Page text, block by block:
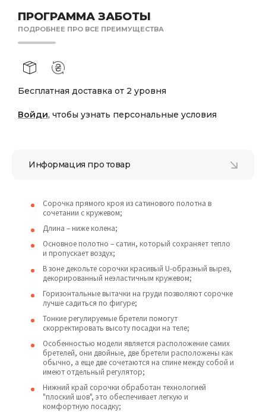
ПРОГРАММА ЗАБОТЫ
ПОДРОБНЕЕ ПРО ВСЕ ПРЕИМУЩЕСТВА
Бесплатная доставка от 2 уровня
Войди, чтобы узнать персональные условия
Информация про товар
Сорочка прямого кроя из сатинового полотна в
сочетании с кружевом;
Длина – ниже колена;
Основное полотно – сатин, который сохраняет тепло
и пропускает воздух;
В зоне декольте сорочки красивый U-образный вырез,
декорированный неэластичным кружевом;
Горизонтальные вытачки на груди позволяют сорочке
лучше садиться по фигуре;
Тонкие регулируемые бретели помогут
скорректировать высоту посадки на теле;
Особенностью модели является расположение самих
бретелей, они двойные, две бретели расположены как
обычно, а еще две сочетаются на спине между собой и
имеют отдельный регулятор;
Нижний край сорочки обработан технологией
"плоский шов", это обеспечивает легкую и
комфортную посадку;